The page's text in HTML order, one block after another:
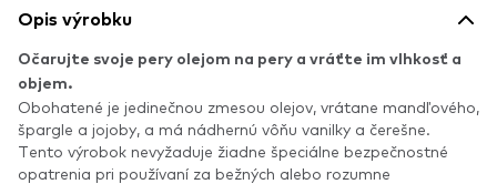
Opis výrobku
Očarujte svoje pery olejom na pery a vráťte im vlhkosť a
objem.
Obohatené je jedinečnou zmesou olejov, vrátane mandľového,
špargle a jojoby, a má nádhernú vôňu vanilky a čerešne.
Tento výrobok nevyžaduje žiadne špeciálne bezpečnostné
opatrenia pri používaní za bežných alebo rozumne